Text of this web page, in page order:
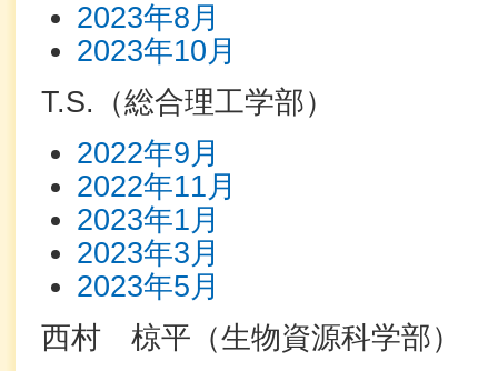
2023年8月
2023年10月
T.S.（総合理工学部）
2022年9月
2022年11月
2023年1月
2023年3月
2023年5月
西村 椋平（生物資源科学部）